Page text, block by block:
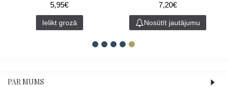
5,95€
Ielikt grozā
7,20€
Nosūtīt jautājumu
PAR MUMS